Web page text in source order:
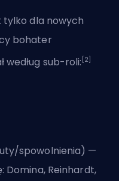
tylko dla nowych
bohater
według sub-roli: [2]
spowolnienia) —
Domina, Reinhardt,